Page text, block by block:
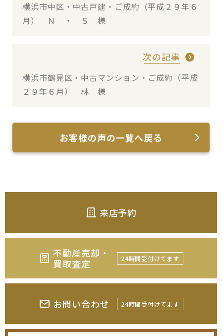
横浜市中区・中古戸建・ご成約（平成２９年６
月） Ｎ ・ Ｓ 様
次の記事
横浜市鶴見区・中古マンション・ご成約（平成
２９年６月） 林 様
お客様の声の一覧へ戻る
来店予約
不動産売却・
買取査定
24時間受付けてます
お問い合わせ 24時間受付けてます